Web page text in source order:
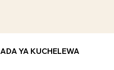
ADA YA KUCHELEWA